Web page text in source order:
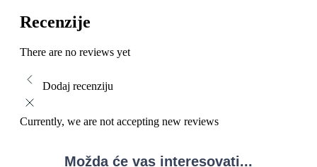
Recenzije
There are no reviews yet
Dodaj recenziju
Currently, we are not accepting new reviews
Možda će vas interesovati...